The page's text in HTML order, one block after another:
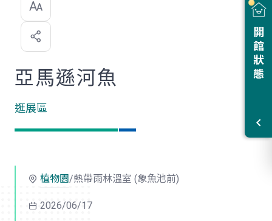
開館狀態
選
喜
歡
亞馬遜河魚
逛展區
植物園/熱帶雨林溫室 (象魚池前)
2026/06/17